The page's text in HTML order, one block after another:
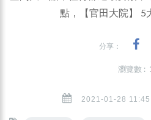
點，【官田大院】 5
分享：
瀏覽數 :
2021-01-28 11:45